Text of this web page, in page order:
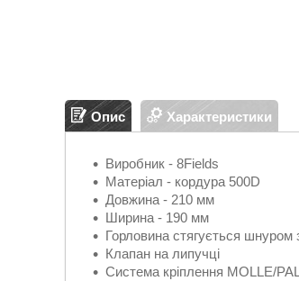
Опис Характеристики
Виробник - 8Fields
Матеріал - кордура 500D
Довжина - 210 мм
Ширина - 190 мм
Горловина стягується шнуром
Клапан на липучці
Система кріплення MOLLE/